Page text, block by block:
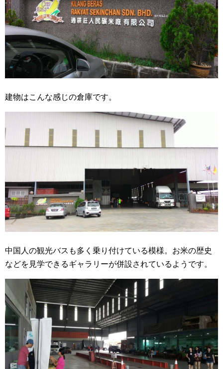
建物はこんな感じの倉庫です。
中国人の観光バスも多く乗り付けている模様。お米の歴史
などを見学できるギャラリーが併設されているようです。